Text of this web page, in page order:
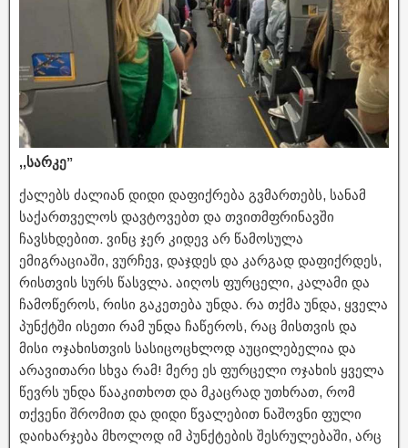
,,სარკე”
ქალებს ძალიან დიდი დაფიქრება გვმართებს, სანამ
საქართველოს დავტოვებთ და თვითმფრინავში
ჩავსხდებით. ვინც ჯერ კიდევ არ წამოსულა
ემიგრაციაში, ვურჩევ, დაჯდეს და კარგად დაფიქრდეს,
რისთვის სურს წასვლა. აიღოს ფურცელი, კალამი და
ჩამოწეროს, რისი გაკეთება უნდა. რა თქმა უნდა, ყველა
პუნქტში ისეთი რამ უნდა ჩაწეროს, რაც მისთვის და
მისი ოჯახისთვის სასიცოცხლოდ აუცილებელია და
არავითარი სხვა რამ! მერე ეს ფურცელი ოჯახის ყველა
წევრს უნდა წააკითხოთ და მკაცრად უთხრათ, რომ
თქვენი შრომით და დიდი წვალებით ნაშოვნი ფული
დაიხარჯება მხოლოდ იმ პუნქტების შესრულებაში, არც